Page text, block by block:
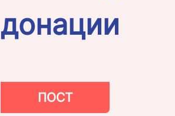
донации
ПОСТ